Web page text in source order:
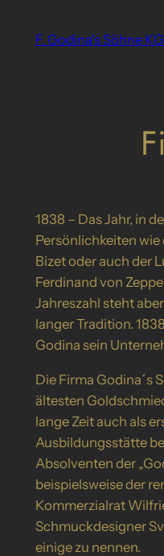
InhaltF. Godina's Söhne KG
1838 – Das Jahr, in
Persönlichkeiten
Bizet oder auch der
Ferdinand von
Jahreszahl steht
langer Tradition.
Godina sein
Die Firma Godina´s
ältesten
lange Zeit auch als
Ausbildungsstätte
Absolventen der
beispielsweise der
Kommerzialrat
Schmuckdesigner
einige zu nennen.